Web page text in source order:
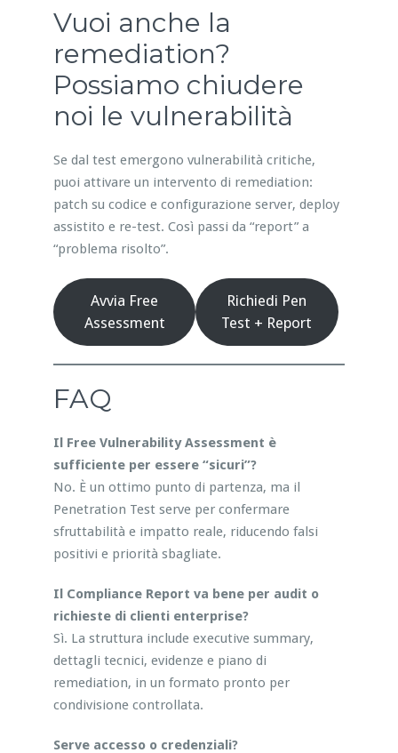
Vuoi anche la
remediation?
Possiamo chiudere
noi le vulnerabilità
Se dal test emergono vulnerabilità critiche,
puoi attivare un intervento di remediation:
patch su codice e configurazione server, deploy
assistito e re-test. Così passi da “report” a
“problema risolto”.
Avvia Free
Assessment
Richiedi Pen
Test + Report
FAQ
Il Free Vulnerability Assessment è
sufficiente per essere “sicuri”?
No. È un ottimo punto di partenza, ma il
Penetration Test serve per confermare
sfruttabilità e impatto reale, riducendo falsi
positivi e priorità sbagliate.
Il Compliance Report va bene per audit o
richieste di clienti enterprise?
Sì. La struttura include executive summary,
dettagli tecnici, evidenze e piano di
remediation, in un formato pronto per
condivisione controllata.
Serve accesso o credenziali?